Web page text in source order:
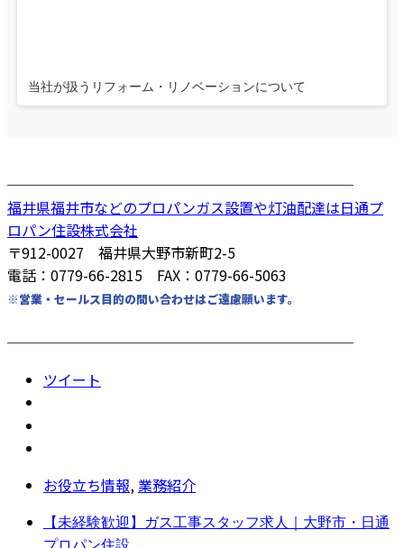
当社が扱うリフォーム・リノベーションについて
────────────────────────
福井県福井市などのプロパンガス設置や灯油配達は日通プ
ロパン住設株式会社
〒912-0027 福井県大野市新町2-5
電話：0779-66-2815 FAX：0779-66-5063
※営業・セールス目的の問い合わせはご遠慮願います。
────────────────────────
ツイート
お役立ち情報,業務紹介
【未経験歓迎】ガス工事スタッフ求人｜大野市・日通